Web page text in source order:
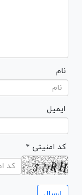
نام
ایمیل
* کد امنیتی